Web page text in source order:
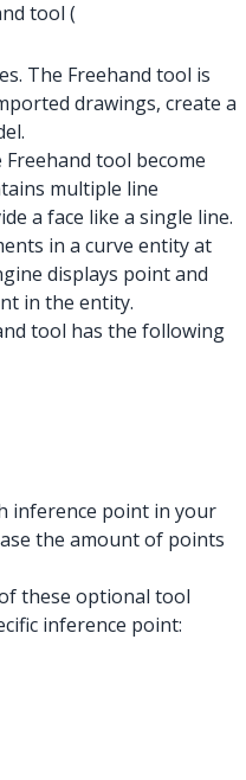
tool (
The Freehand tool is
drawings, create a
tool become
multiple line
a face like a single line.
in a curve entity at
displays point and
in the entity.
tool has the following
inference point in your
the amount of points
these optional tool
inference point: